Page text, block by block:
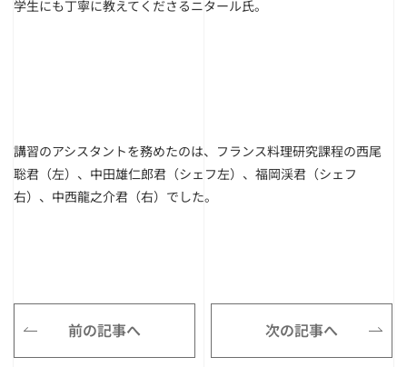
学生にも丁寧に教えてくださるニタール氏。
講習のアシスタントを務めたのは、フランス料理研究課程の西尾
聡君（左）、中田雄仁郎君（シェフ左）、福岡渓君（シェフ
右）、中西龍之介君（右）でした。
前の記事へ 次の記事へ